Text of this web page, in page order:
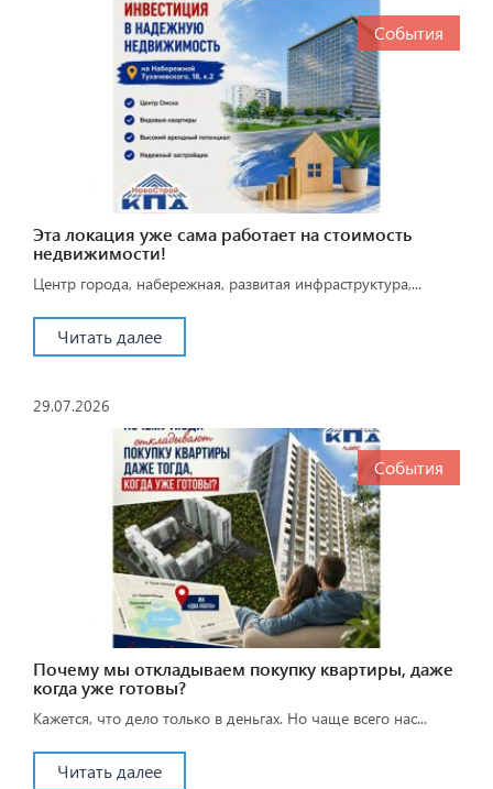
События
Эта локация уже сама работает на стоимость
недвижимости!
Центр города, набережная, развитая инфраструктура,...
Читать далее
29.07.2026
События
Почему мы откладываем покупку квартиры, даже
когда уже готовы?
Кажется, что дело только в деньгах. Но чаще всего нас...
Читать далее